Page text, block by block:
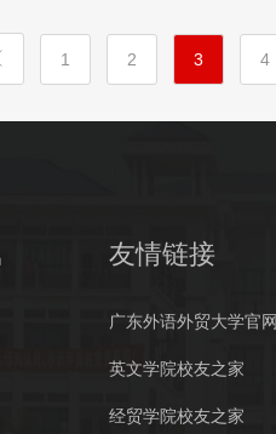
1 2 3 4
友情链接
广东外语外贸大学官网
英文学院校友之家
经贸学院校友之家